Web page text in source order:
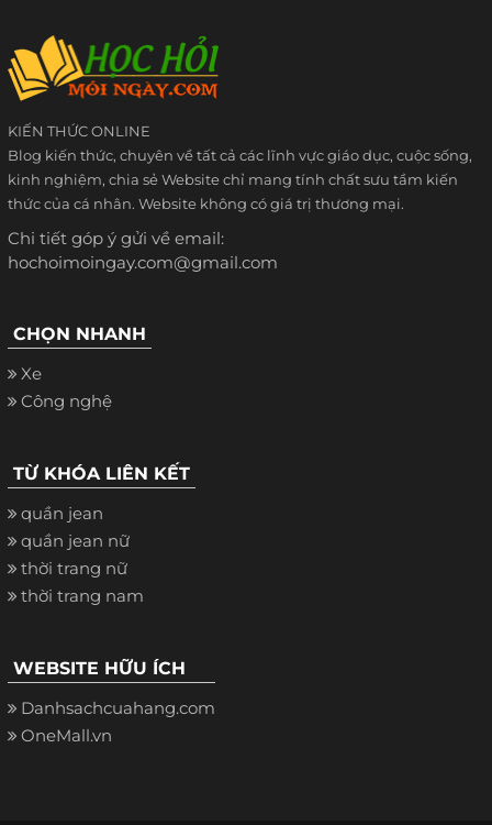
KIẾN THỨC ONLINE
Blog kiến thức, chuyên về tất cả các lĩnh vực giáo dục, cuộc sống,
kinh nghiệm, chia sẻ Website chỉ mang tính chất sưu tầm kiến
thức của cá nhân. Website không có giá trị thương mại.
Chi tiết góp ý gửi về email:
hochoimoingay.com@gmail.com
CHỌN NHANH
Xe
Công nghệ
TỪ KHÓA LIÊN KẾT
quần jean
quần jean nữ
thời trang nữ
thời trang nam
WEBSITE HỮU ÍCH
Danhsachcuahang.com
OneMall.vn